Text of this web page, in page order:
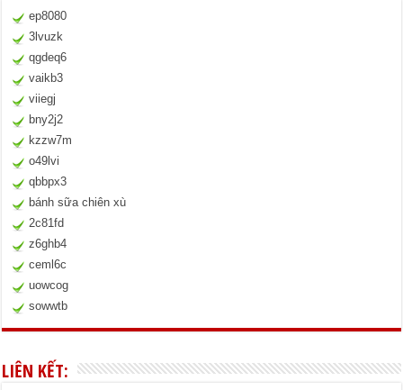
ep8080
3lvuzk
qgdeq6
vaikb3
viiegj
bny2j2
kzzw7m
o49lvi
qbbpx3
bánh sữa chiên xù
2c81fd
z6ghb4
ceml6c
uowcog
sowwtb
LIÊN KẾT: